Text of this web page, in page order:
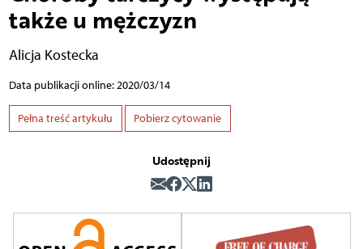
także u mężczyzn
Alicja Kostecka
Data publikacji online: 2020/03/14
Pełna treść artykułu Pobierz cytowanie
Udostępnij